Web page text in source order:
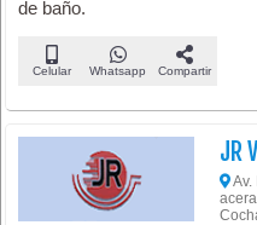
de baño.
Celular Whatsapp Compartir
JR
Av.